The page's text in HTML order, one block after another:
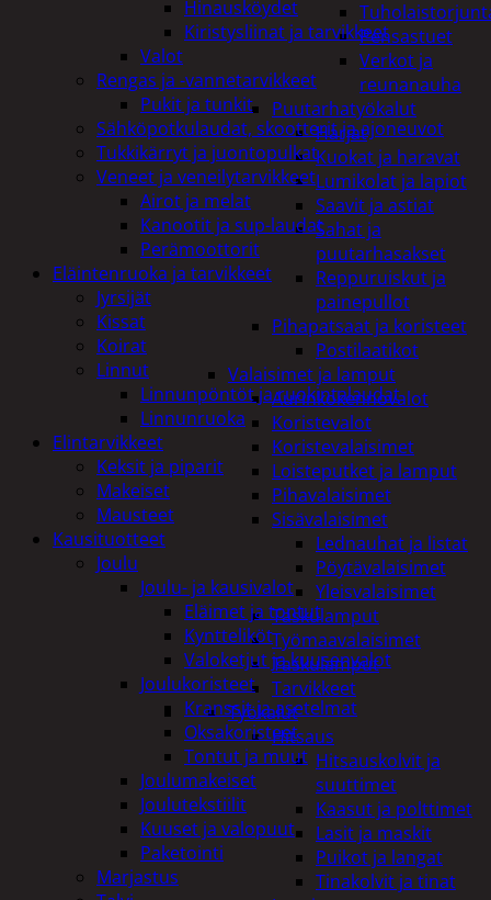
Pensastuet
Verkot ja
reunanauha
Puutarhatyökalut
Harjat
Kuokat ja haravat
Lumikolat ja lapiot
Saavit ja astiat
Sahat ja
puutarhasakset
Reppuruiskut ja
painepullot
Pihapatsaat ja koristeet
Postilaatikot
Valaisimet ja lamput
Aurinkokennovalot
Koristevalot
Koristevalaisimet
Loisteputket ja lamput
Pihavalaisimet
Sisävalaisimet
Lednauhat ja listat
Pöytävalaisimet
Yleisvalaisimet
Taskulamput
Työmaavalaisimet
Taskulamput
Tarvikkeet
Työkalut
Hitsaus
Hitsauskolvit ja
suuttimet
Kaasut ja polttimet
Lasit ja maskit
Puikot ja langat
Tinakolvit ja tinat
Hinausköydet
Kiristysliinat ja tarvikkeet
Valot
Rengas ja -vannetarvikkeet
Pukit ja tunkit
Sähköpotkulaudat, skootterit ja ajoneuvot
Tukkikärryt ja juontopulkat
Veneet ja veneilytarvikkeet
Airot ja melat
Kanootit ja sup-laudat
Perämoottorit
Eläintenruoka ja tarvikkeet
Jyrsijät
Kissat
Koirat
Linnut
Linnunpöntöt ja ruokintalaudat
Linnunruoka
Elintarvikkeet
Keksit ja piparit
Makeiset
Mausteet
Kausituotteet
Joulu
Joulu- ja kausivalot
Eläimet ja tontut
Kyntteliköt
Valoketjut ja kuusenvalot
Joulukoristeet
Kranssit ja asetelmat
Oksakoristeet
Tontut ja muut
Joulumakeiset
Joulutekstiilit
Kuuset ja valopuut
Paketointi
Marjastus